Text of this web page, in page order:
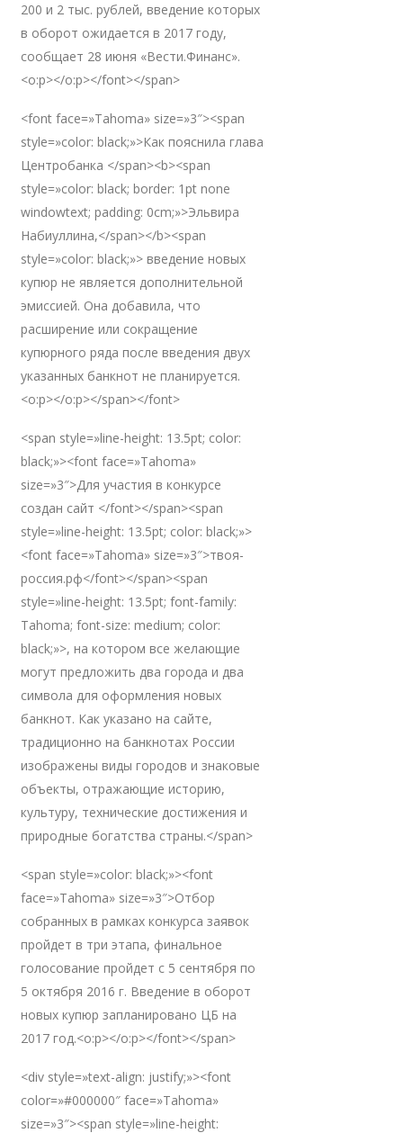
200 и 2 тыс. рублей, введение которых
в оборот ожидается в 2017 году,
сообщает 28 июня «Вести.Финанс».
<o:p></o:p></font></span>
<font face=»Tahoma» size=»3″><span
style=»color: black;»>Как пояснила глава
Центробанка </span><b><span
style=»color: black; border: 1pt none
windowtext; padding: 0cm;»>Эльвира
Набиуллина,</span></b><span
style=»color: black;»> введение новых
купюр не является дополнительной
эмиссией. Она добавила, что
расширение или сокращение
купюрного ряда после введения двух
указанных банкнот не планируется.
<o:p></o:p></span></font>
<span style=»line-height: 13.5pt; color:
black;»><font face=»Tahoma»
size=»3″>Для участия в конкурсе
создан сайт </font></span><span
style=»line-height: 13.5pt; color: black;»>
<font face=»Tahoma» size=»3″>твоя-
россия.рф</font></span><span
style=»line-height: 13.5pt; font-family:
Tahoma; font-size: medium; color:
black;»>, на котором все желающие
могут предложить два города и два
символа для оформления новых
банкнот. Как указано на сайте,
традиционно на банкнотах России
изображены виды городов и знаковые
объекты, отражающие историю,
культуру, технические достижения и
природные богатства страны.</span>
<span style=»color: black;»><font
face=»Tahoma» size=»3″>Отбор
собранных в рамках конкурса заявок
пройдет в три этапа, финальное
голосование пройдет с 5 сентября по
5 октября 2016 г. Введение в оборот
новых купюр запланировано ЦБ на
2017 год.<o:p></o:p></font></span>
<div style=»text-align: justify;»><font
color=»#000000″ face=»Tahoma»
size=»3″><span style=»line-height: